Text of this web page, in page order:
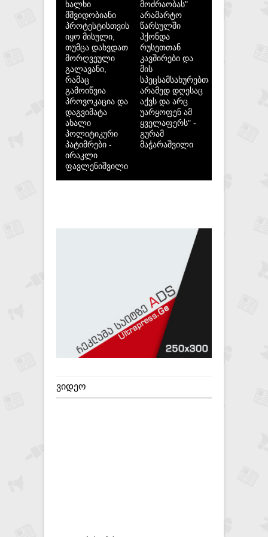
ხალხი
მშვიდობიანი
პროტესტისთვის
იყო მისული,
თუმცა დახვდათ
მორღვეული
გალავანი,
რამაც
გამოიწვია
პროვოკაცია და
დაგვიმატა
ახალი
პოლიტიკური
პატიმრები -
ირაკლი
ფავლენიშვილი
მოძრაობას"
არამარტო
წარსულში
ჰქონდა
რუსეთთან
კავშირები და
მის
სპეცსამსახურებთან,
არამედ დღესაც
აქვს და არც
უარყოფენ ამ
ყველაფერს" -
გურამ
მაჭარაშვილი
ᲕᲘᲓᲔᲝ